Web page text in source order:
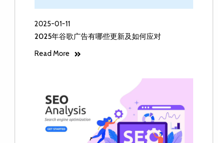
2025-01-11
2025年谷歌广告有哪些更新及如何应对
Read More